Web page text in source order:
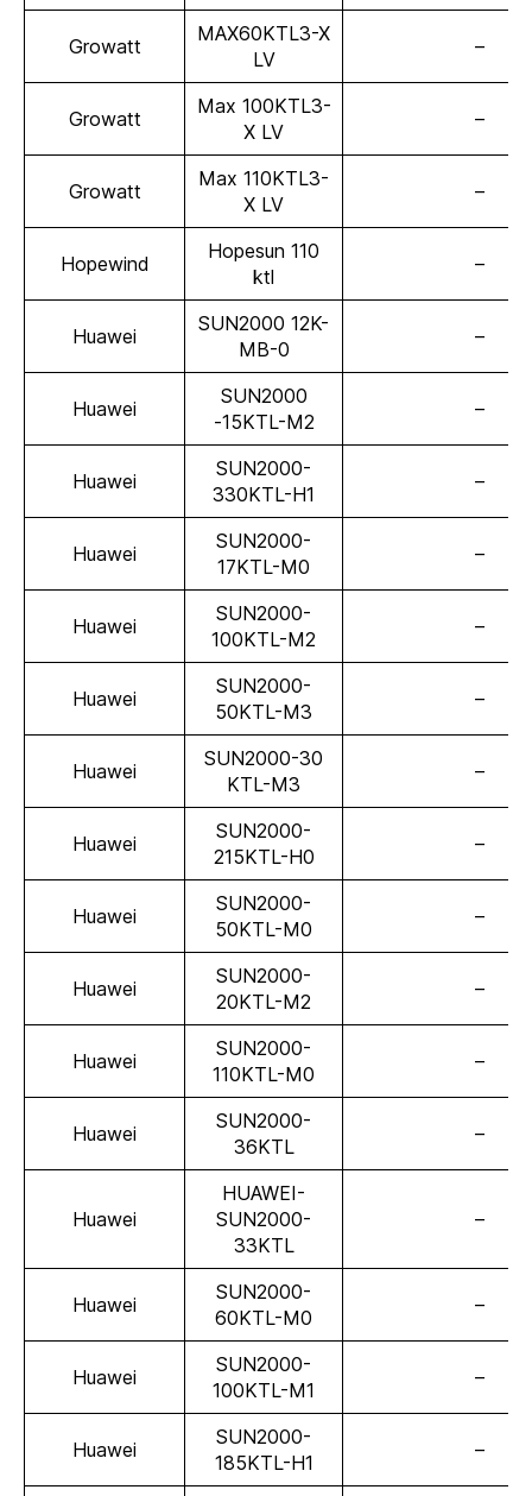
Growatt
MAX60KTL3-X
LV
–
Growatt
Max 100KTL3-
X LV
–
Growatt
Max 110KTL3-
X LV
–
Hopewind
Hopesun 110
ktl
–
Huawei
SUN2000 12K-
MB-0
–
Huawei
SUN2000
-15KTL-M2
–
Huawei
SUN2000-
330KTL-H1
–
Huawei
SUN2000-
17KTL-M0
–
Huawei
SUN2000-
100KTL-M2
–
Huawei
SUN2000-
50KTL-M3
–
Huawei
SUN2000-30
KTL-M3
–
Huawei
SUN2000-
215KTL-H0
–
Huawei
SUN2000-
50KTL-M0
–
Huawei
SUN2000-
20KTL-M2
–
Huawei
SUN2000-
110KTL-M0
–
Huawei
SUN2000-
36KTL
–
Huawei
HUAWEI-
SUN2000-
33KTL
–
Huawei
SUN2000-
60KTL-M0
–
Huawei
SUN2000-
100KTL-M1
–
Huawei
SUN2000-
185KTL-H1
–